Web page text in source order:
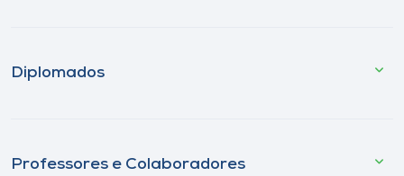
Diplomados
Professores e Colaboradores